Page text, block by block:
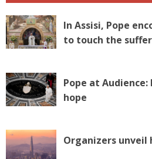
In Assisi, Pope
to touch the
Pope at
hope
Organizers unveil